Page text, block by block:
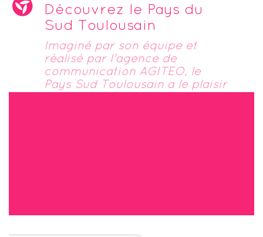
Découvrez le Pays du
Sud Toulousain
Imaginé par son équipe et
réalisé par l'agence de
communication AGITEO, le
Pays Sud Toulousain a le plaisir
et l'honneur de proposer une